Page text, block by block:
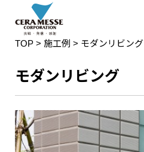
TOP> 施工例 > モダンリビング
モダンリビング